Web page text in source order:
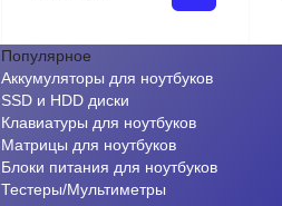
Популярное
Аккумуляторы для ноутбуков
SSD и HDD диски
Клавиатуры для ноутбуков
Матрицы для ноутбуков
Блоки питания для ноутбуков
Тестеры/Мультиметры